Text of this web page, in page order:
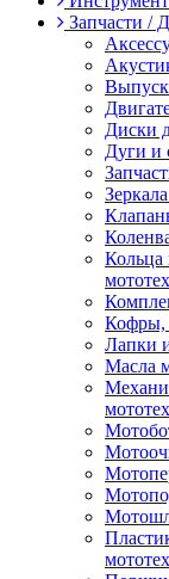
Запчасти /
Диски
Дуги и
Кольца
Кофры,
Лапки
Масла